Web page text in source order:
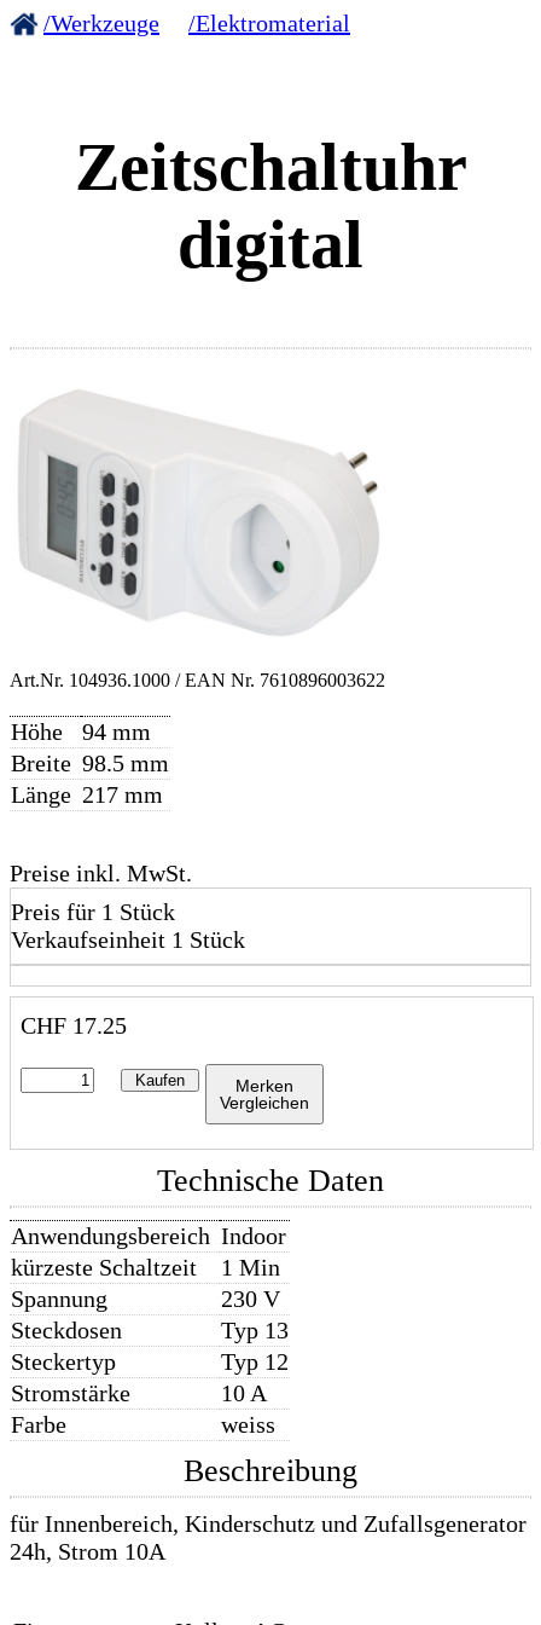
/Werkzeuge /Elektromaterial
Zeitschaltuhr
digital
Art.Nr. 104936.1000 / EAN Nr. 7610896003622
Höhe
94 mm
Breite 98.5 mm
Länge 217 mm
Preise inkl. MwSt.
Preis für 1 Stück
Verkaufseinheit 1 Stück
CHF 17.25
Kaufen
Merken
Vergleichen
Technische Daten
Anwendungsbereich Indoor
kürzeste Schaltzeit
1 Min
Spannung
230 V
Steckdosen
Typ 13
Steckertyp
Typ 12
Stromstärke
10 A
Farbe
weiss
Beschreibung
für Innenbereich, Kinderschutz und Zufallsgenerator
24h, Strom 10A